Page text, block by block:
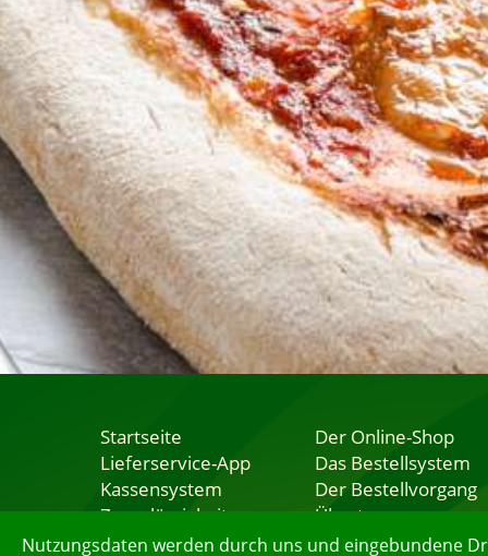
Nutzungsdaten werden durch uns und eingebundene
Startseite
Lieferservice-App
Kassensystem
Zuverlässigkeit
Sicherheit
Der Online-Shop
Das Bestellsystem
Der Bestellvorgang
Übertragung
Testshop